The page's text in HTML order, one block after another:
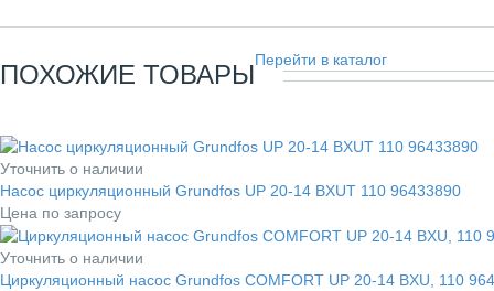
ПОХОЖИЕ ТОВАРЫПерейти в каталог
Уточнить о наличии
Насос циркуляционный Grundfos UP 20-14 BXUT 110 96433890
Цена по запросу
Уточнить о наличии
Циркуляционный насос Grundfos COMFORT UP 20-14 BXU, 110